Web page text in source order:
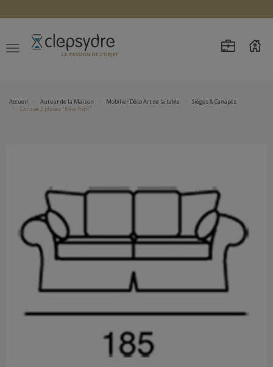
Accueil Autour de la Maison Mobilier Déco Art de la table
Sièges & Canapés
Canapé 2 places "New York"